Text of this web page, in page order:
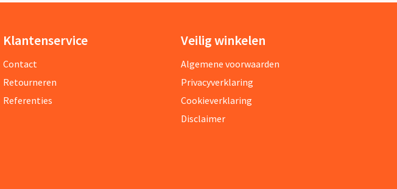
Klantenservice
Contact
Retourneren
Referenties
Veilig winkelen
Algemene voorwaarden
Privacyverklaring
Cookieverklaring
Disclaimer